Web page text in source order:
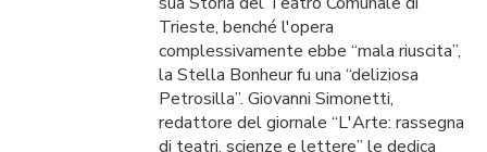
Trieste, benché l'opera
complessivamente ebbe “mala riuscita”,
la Stella Bonheur fu una “deliziosa
Petrosilla”. Giovanni Simonetti,
redattore del giornale “L'Arte: rassegna
di teatri, scienze e lettere” le dedica